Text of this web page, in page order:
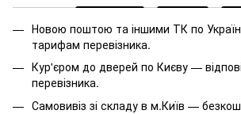
Новою поштою та іншими ТК по
тарифам перевізника.
Кур'єром до дверей по Києву —
перевізника.
Самовивіз зі складу в м.Київ —